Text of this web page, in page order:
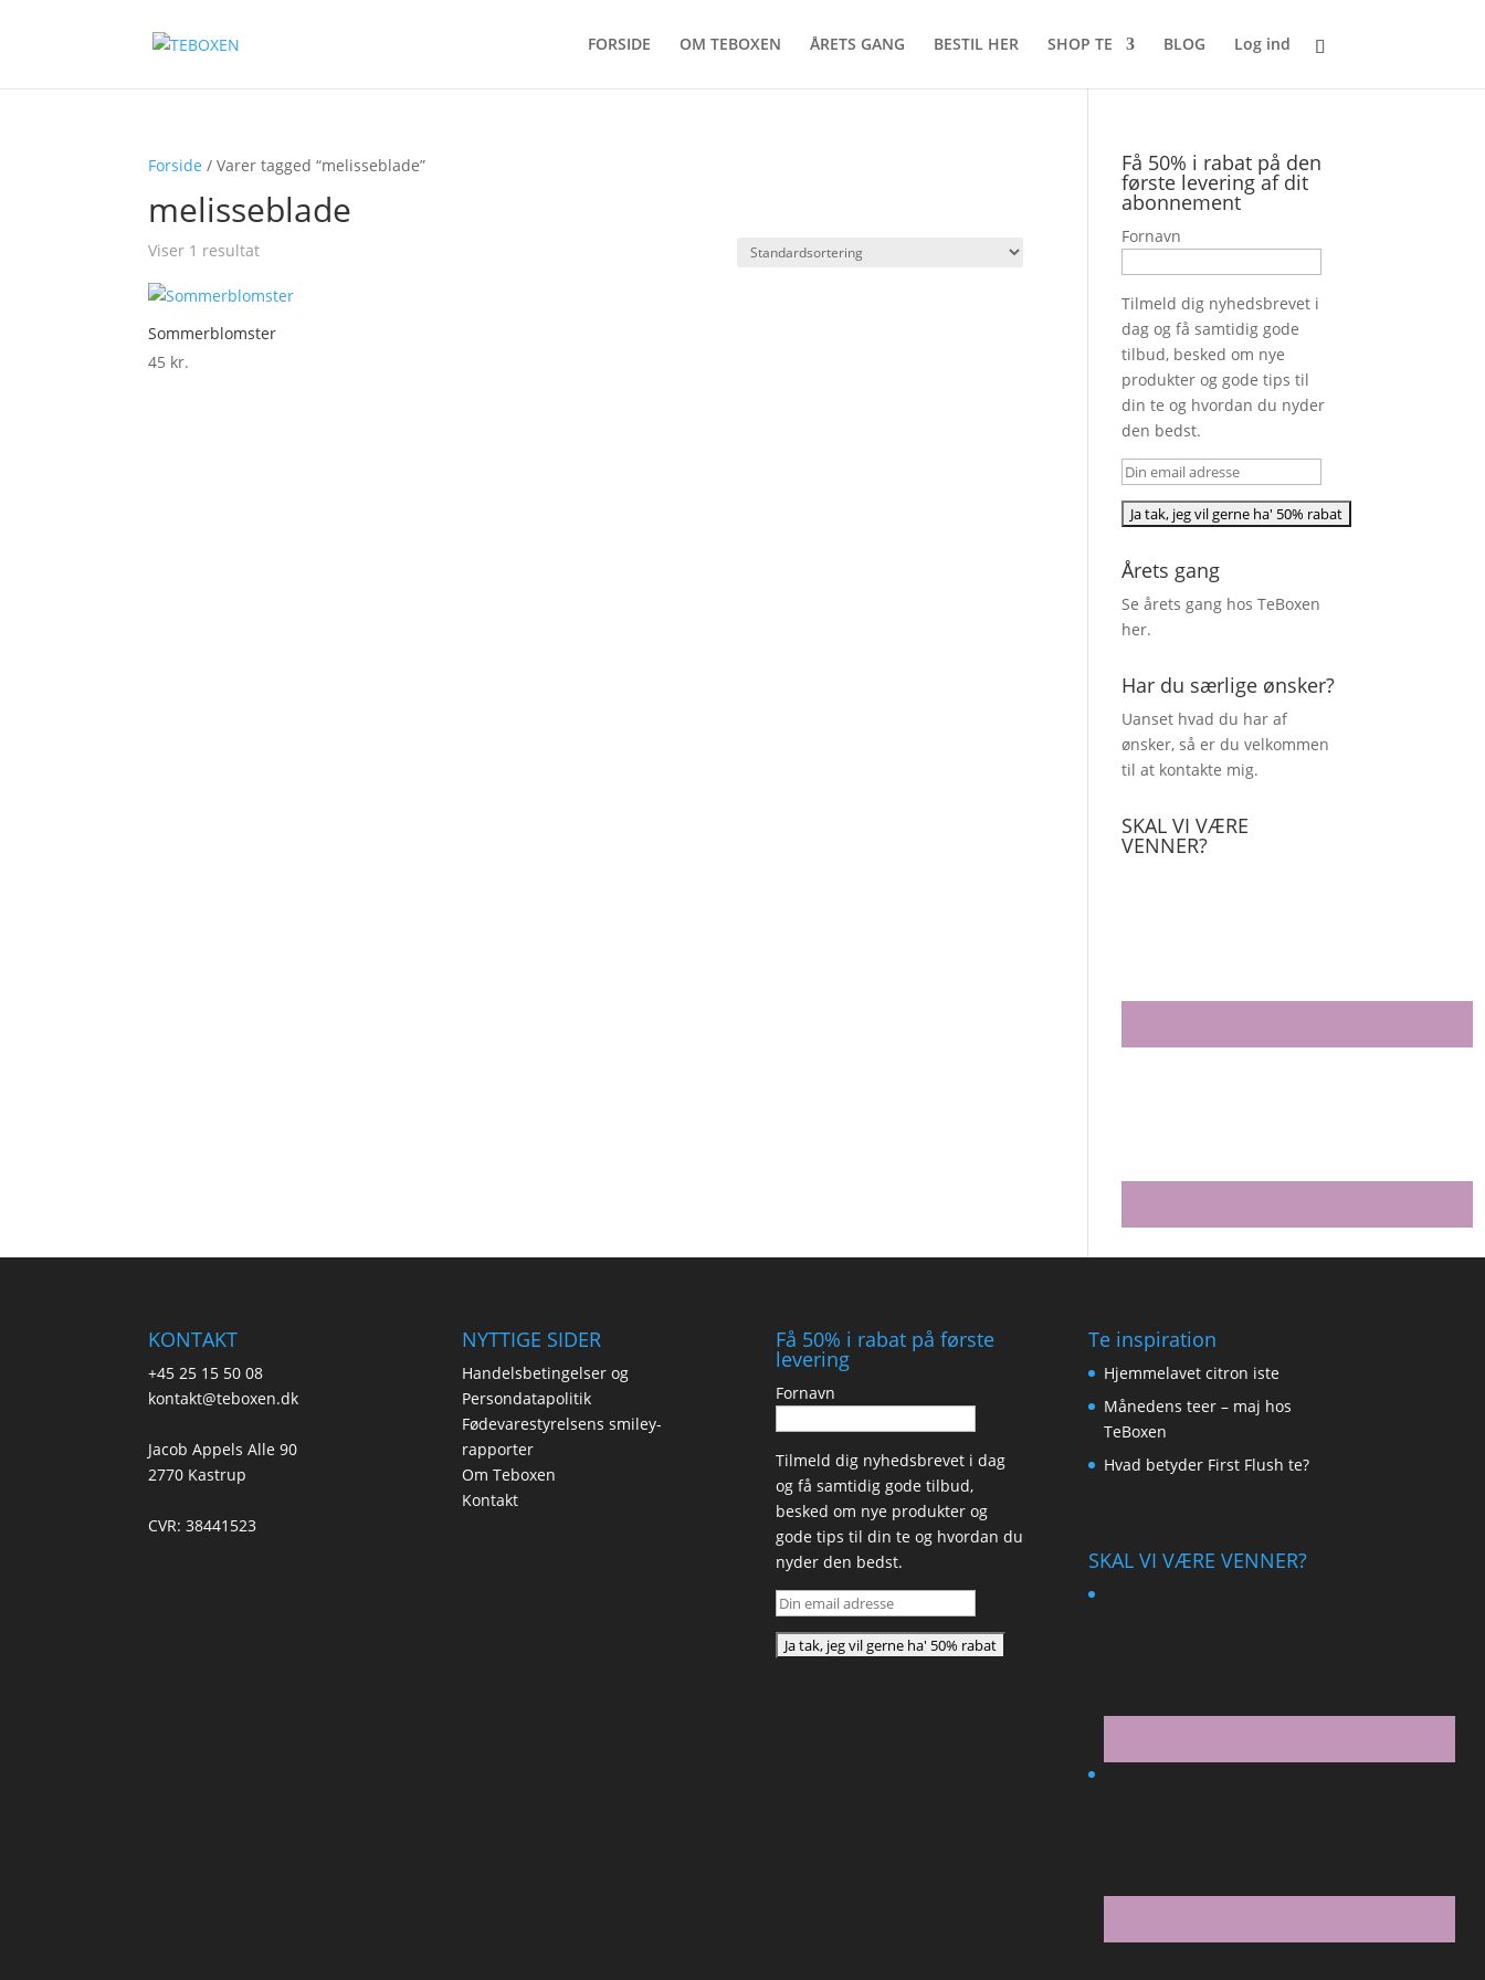
FORSIDE OM TEBOXEN ÅRETS GANG BESTIL HER SHOP TE BLOG Log ind
Forside / Varer tagged “melisseblade”
melisseblade
Viser 1 resultat
Sommerblomster
45 kr.
Få 50% i rabat på den
første levering af dit
abonnement
Fornavn
Tilmeld dig nyhedsbrevet i
dag og få samtidig gode
tilbud, besked om nye
produkter og gode tips til
din te og hvordan du nyder
den bedst.
Årets gang
Se årets gang hos TeBoxen
her.
Har du særlige ønsker?
Uanset hvad du har af
ønsker, så er du velkommen
til at kontakte mig.
SKAL VI VÆRE
VENNER?
KONTAKT
+45 25 15 50 08
kontakt@teboxen.dk
Jacob Appels Alle 90
2770 Kastrup
CVR: 38441523
NYTTIGE SIDER
Handelsbetingelser og
Persondatapolitik
Fødevarestyrelsens smiley-
rapporter
Om Teboxen
Kontakt
Få 50% i rabat på første
levering
Fornavn
Tilmeld dig nyhedsbrevet i dag
og få samtidig gode tilbud,
besked om nye produkter og
gode tips til din te og hvordan du
nyder den bedst.
Te inspiration
Hjemmelavet citron iste
Månedens teer – maj hos
TeBoxen
Hvad betyder First Flush te?
SKAL VI VÆRE VENNER?